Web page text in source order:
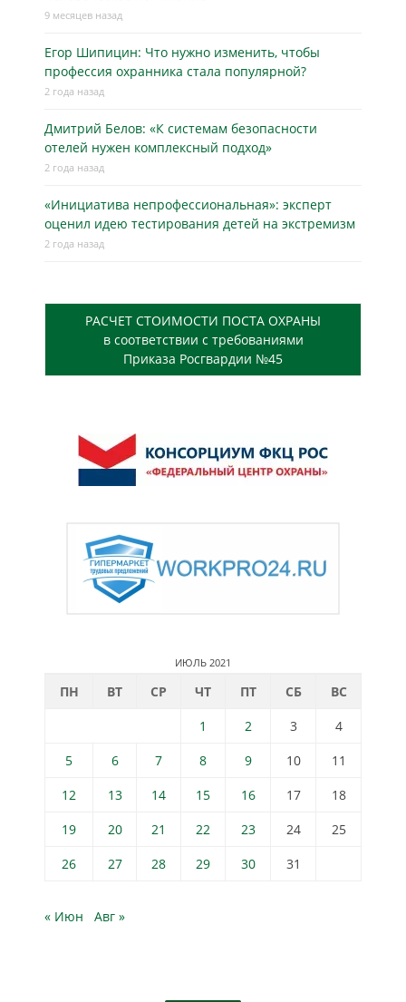
9 месяцев назад
Егор Шипицин: Что нужно изменить, чтобы
профессия охранника стала популярной?
2 года назад
Дмитрий Белов: «К системам безопасности
отелей нужен комплексный подход»
2 года назад
«Инициатива непрофессиональная»: эксперт
оценил идею тестирования детей на экстремизм
2 года назад
РАСЧЕТ СТОИМОСТИ ПОСТА ОХРАНЫ
в соответствии с требованиями
Приказа Росгвардии №45
ИЮЛЬ 2021
ПН ВТ СР ЧТ ПТ СБ
ВС
1
2 3
4
5
6 7 8 9 10
11
12
13 14 15 16 17
18
19
20 21 22 23 24
25
26
27 28 29 30 31
« Июн Авг »